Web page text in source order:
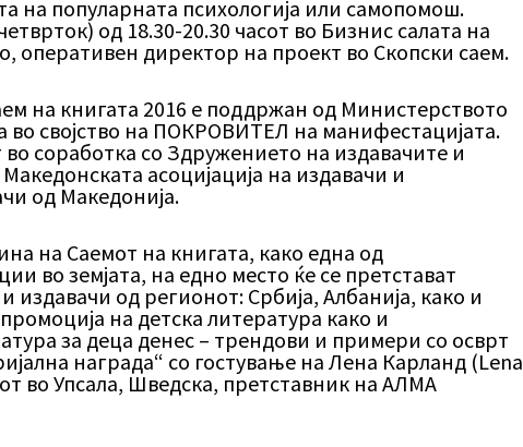
на популарната психологија или самопомош.
од 18.30-20.30 часот во Бизнис салата на
оперативен директор на проект во Скопски саем.
на книгата 2016 е поддржан од Министерството
во својство на ПОКРОВИТЕЛ на манифестацијата.
соработка со Здружението на издавачите и
асоцијација на издавачи и
од Македонија.
на Саемот на книгата, како една од
во земјата, на едно место ќе се претстават
од регионот: Србија, Албанија, како и
на детска литература како и
за деца денес – трендови и примери со осврт
награда“ со гостување на Лена Карланд (Lena
во Упсала, Шведска, претставник на АЛМА